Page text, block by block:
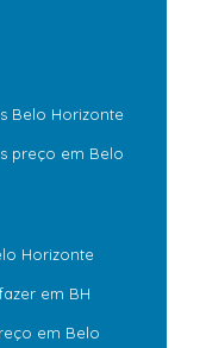
Belo Horizonte
preço em Belo
Horizonte
em BH
em Belo